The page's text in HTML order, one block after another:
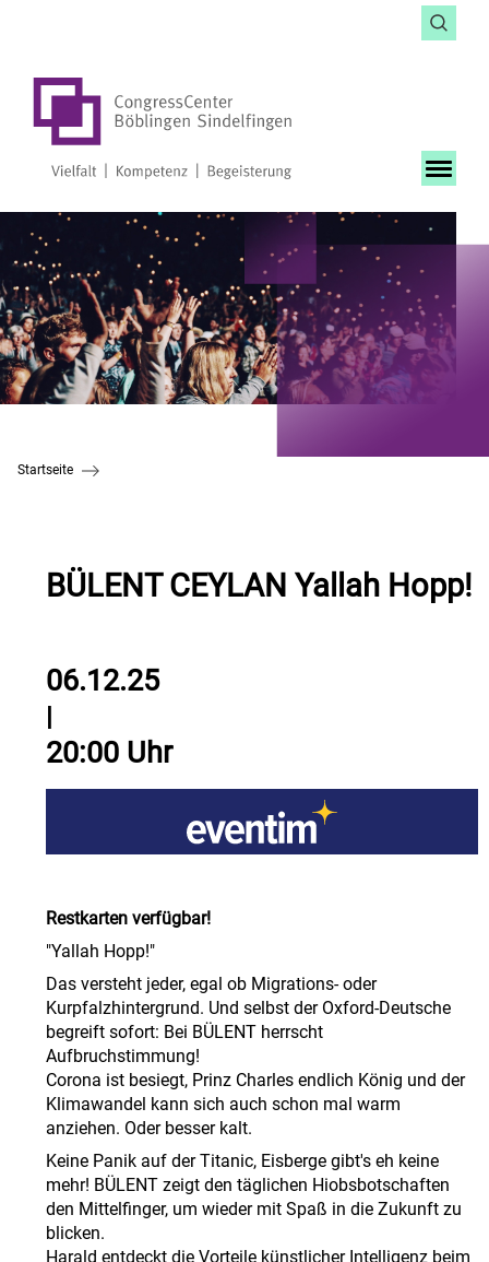
Startseite
BÜLENT CEYLAN Yallah Hopp!
06.12.25
20:00 Uhr
Restkarten verfügbar!
"Yallah Hopp!"
Das versteht jeder, egal ob Migrations- oder
Kurpfalzhintergrund. Und selbst der Oxford-Deutsche
begreift sofort: Bei BÜLENT herrscht
Aufbruchstimmung!
Corona ist besiegt, Prinz Charles endlich König und der
Klimawandel kann sich auch schon mal warm
anziehen. Oder besser kalt.
Keine Panik auf der Titanic, Eisberge gibt's eh keine
mehr! BÜLENT zeigt den täglichen Hiobsbotschaften
den Mittelfinger, um wieder mit Spaß in die Zukunft zu
blicken.
Harald entdeckt die Vorteile künstlicher Intelligenz beim